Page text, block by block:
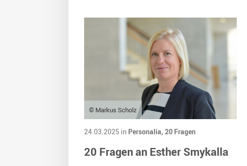
© Markus Scholz
24.03.2025 in Personalia, 20 Fragen
20 Fragen an Esther Smykalla